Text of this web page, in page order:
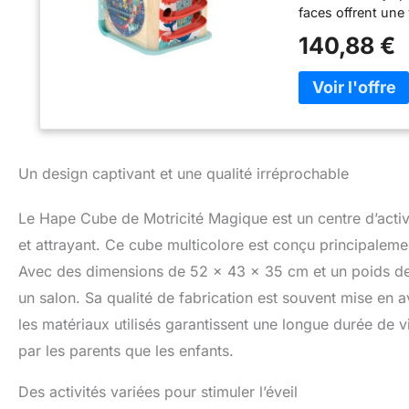
faces offrent
et leurs
amovibles du
jeu variée qui
soit en résolvant
à travers le
et plus et offre
jouet pour un
qualité de ses
à une utilisation
de génération
l'éveil et
bois et jeux
140,88 €
Un design captivant et une qualité irréprochable
Le Hape Cube de Motricité Magique est un centre
et attrayant. Ce cube multicolore est conçu
Avec des dimensions de 52 x 43 x 35 cm et un poids
un salon. Sa qualité de fabrication est souvent mise en
les matériaux utilisés garantissent une longue durée de
par les parents que les enfants.
Des activités variées pour stimuler l’éveil